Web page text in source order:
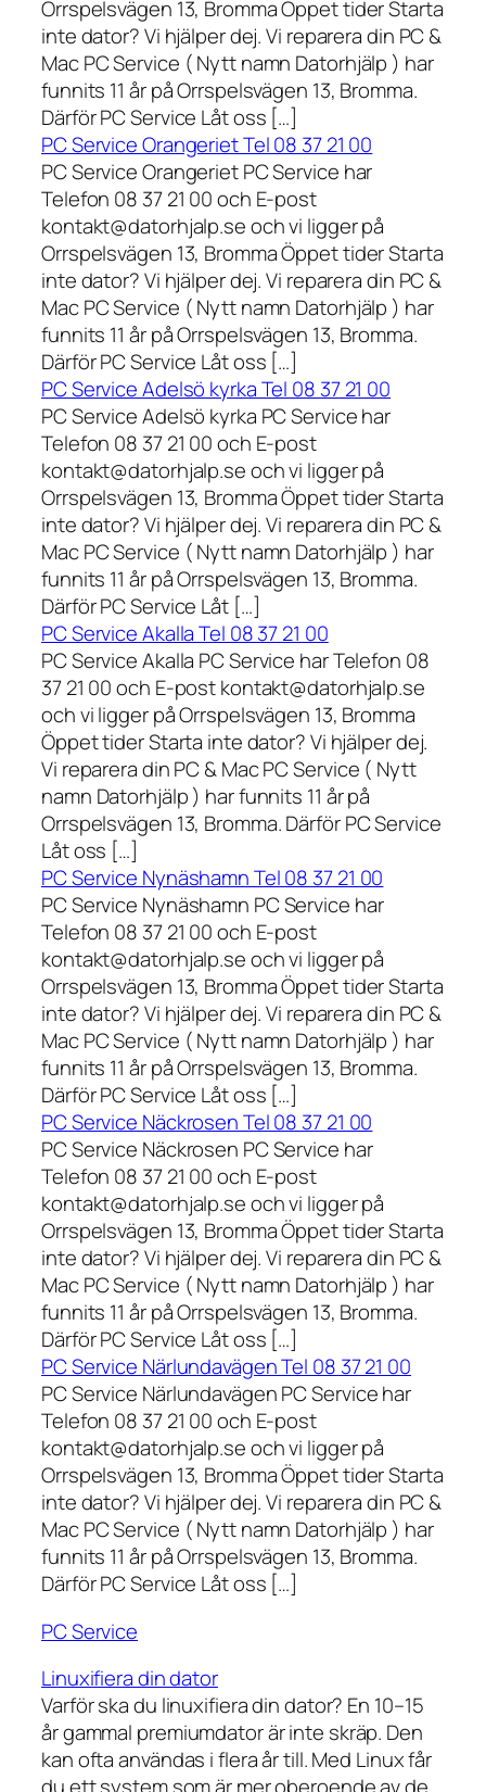
Orrspelsvägen 13, Bromma Öppet tider Starta
inte dator? Vi hjälper dej. Vi reparera din PC &
Mac PC Service ( Nytt namn Datorhjälp ) har
funnits 11 år på Orrspelsvägen 13, Bromma.
Därför PC Service Låt oss […]
PC Service Orangeriet Tel 08 37 21 00
PC Service Orangeriet PC Service har
Telefon 08 37 21 00 och E-post
kontakt@datorhjalp.se och vi ligger på
Orrspelsvägen 13, Bromma Öppet tider Starta
inte dator? Vi hjälper dej. Vi reparera din PC &
Mac PC Service ( Nytt namn Datorhjälp ) har
funnits 11 år på Orrspelsvägen 13, Bromma.
Därför PC Service Låt oss […]
PC Service Adelsö kyrka Tel 08 37 21 00
PC Service Adelsö kyrka PC Service har
Telefon 08 37 21 00 och E-post
kontakt@datorhjalp.se och vi ligger på
Orrspelsvägen 13, Bromma Öppet tider Starta
inte dator? Vi hjälper dej. Vi reparera din PC &
Mac PC Service ( Nytt namn Datorhjälp ) har
funnits 11 år på Orrspelsvägen 13, Bromma.
Därför PC Service Låt […]
PC Service Akalla Tel 08 37 21 00
PC Service Akalla PC Service har Telefon 08
37 21 00 och E-post kontakt@datorhjalp.se
och vi ligger på Orrspelsvägen 13, Bromma
Öppet tider Starta inte dator? Vi hjälper dej.
Vi reparera din PC & Mac PC Service ( Nytt
namn Datorhjälp ) har funnits 11 år på
Orrspelsvägen 13, Bromma. Därför PC Service
Låt oss […]
PC Service Nynäshamn Tel 08 37 21 00
PC Service Nynäshamn PC Service har
Telefon 08 37 21 00 och E-post
kontakt@datorhjalp.se och vi ligger på
Orrspelsvägen 13, Bromma Öppet tider Starta
inte dator? Vi hjälper dej. Vi reparera din PC &
Mac PC Service ( Nytt namn Datorhjälp ) har
funnits 11 år på Orrspelsvägen 13, Bromma.
Därför PC Service Låt oss […]
PC Service Näckrosen Tel 08 37 21 00
PC Service Näckrosen PC Service har
Telefon 08 37 21 00 och E-post
kontakt@datorhjalp.se och vi ligger på
Orrspelsvägen 13, Bromma Öppet tider Starta
inte dator? Vi hjälper dej. Vi reparera din PC &
Mac PC Service ( Nytt namn Datorhjälp ) har
funnits 11 år på Orrspelsvägen 13, Bromma.
Därför PC Service Låt oss […]
PC Service Närlundavägen Tel 08 37 21 00
PC Service Närlundavägen PC Service har
Telefon 08 37 21 00 och E-post
kontakt@datorhjalp.se och vi ligger på
Orrspelsvägen 13, Bromma Öppet tider Starta
inte dator? Vi hjälper dej. Vi reparera din PC &
Mac PC Service ( Nytt namn Datorhjälp ) har
funnits 11 år på Orrspelsvägen 13, Bromma.
Därför PC Service Låt oss […]
PC Service
Linuxifiera din dator
Varför ska du linuxifiera din dator? En 10–15
år gammal premiumdator är inte skräp. Den
kan ofta användas i flera år till. Med Linux får